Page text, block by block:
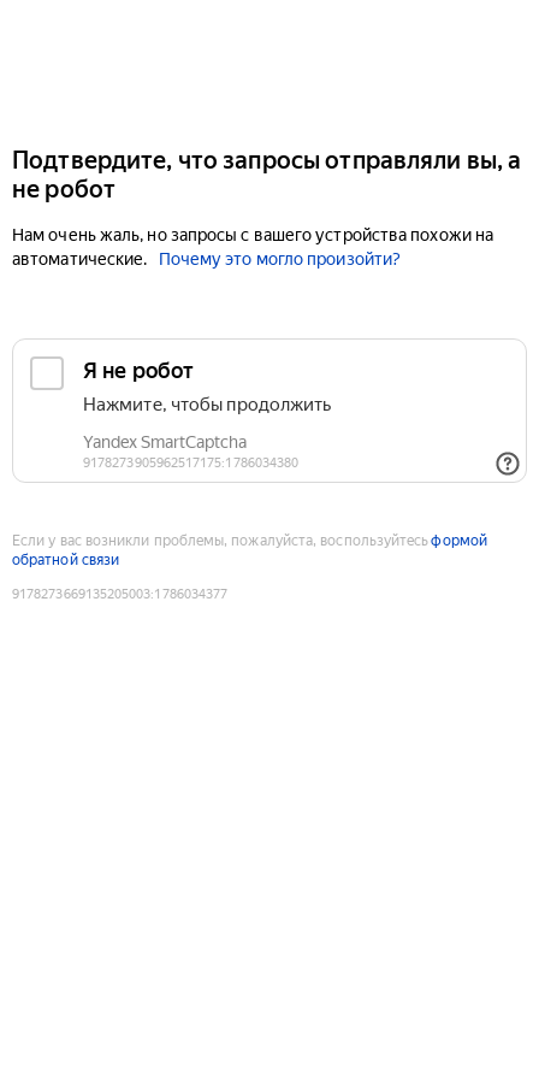
Подтвердите, что запросы отправляли вы, а
не робот
Нам очень жаль, но запросы с вашего устройства похожи на
автоматические.
Почему это могло произойти?
Если у вас возникли проблемы, пожалуйста, воспользуйтесьформой
обратной связи
9178273669135205003:1786034377